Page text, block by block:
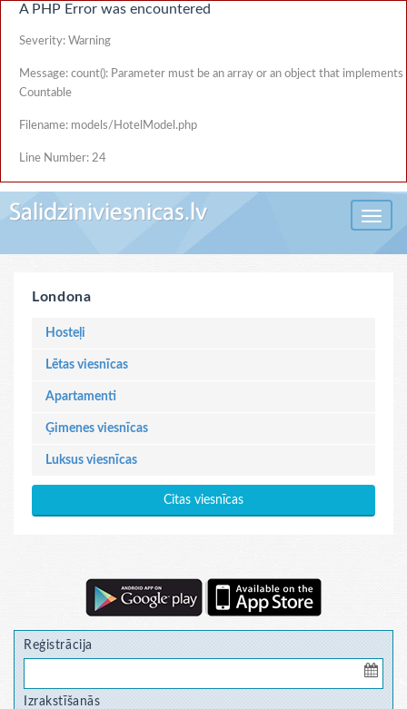
A PHP Error was encountered
Severity: Warning
Message: count(): Parameter must be an array or an object that implements
Countable
Filename: models/HotelModel.php
Line Number: 24
Toggle
Londona
Hosteļi
Lētas viesnīcas
Apartamenti
Ģimenes viesnīcas
Luksus viesnīcas
Citas viesnīcas
Reģistrācija
Izrakstīšanās